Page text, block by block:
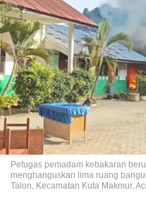
Petugas pemadam kebakaran
menghanguskan lima ruang
Talon, Kecamatan Kuta Makmur,